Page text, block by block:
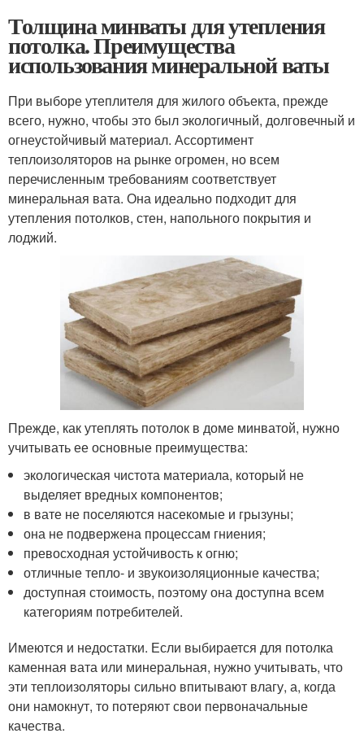
Толщина минваты для утепления
потолка. Преимущества
использования минеральной ваты
При выборе утеплителя для жилого объекта, прежде
всего, нужно, чтобы это был экологичный, долговечный и
огнеустойчивый материал. Ассортимент
теплоизоляторов на рынке огромен, но всем
перечисленным требованиям соответствует
минеральная вата. Она идеально подходит для
утепления потолков, стен, напольного покрытия и
лоджий.
Прежде, как утеплять потолок в доме минватой, нужно
учитывать ее основные преимущества:
экологическая чистота материала, который не
выделяет вредных компонентов;
в вате не поселяются насекомые и грызуны;
она не подвержена процессам гниения;
превосходная устойчивость к огню;
отличные тепло- и звукоизоляционные качества;
доступная стоимость, поэтому она доступна всем
категориям потребителей.
Имеются и недостатки. Если выбирается для потолка
каменная вата или минеральная, нужно учитывать, что
эти теплоизоляторы сильно впитывают влагу, а, когда
они намокнут, то потеряют свои первоначальные
качества.